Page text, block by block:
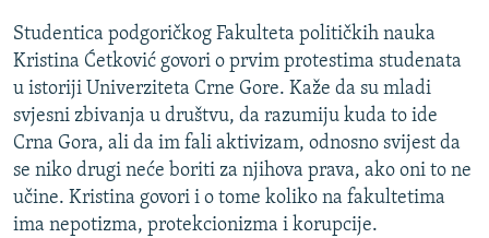
POST SCRIPTUM
MOJA EVROPA
TRI DECENIJE OD RATA U BIH
SVE KARTE DEJTONA
NASTANAK I RASPAD JUGOSLAVIJE
Sve RFE/RL stranice
Studentica podgoričkog Fakulteta političkih nauka
Kristina Ćetković govori o prvim protestima studenata
u istoriji Univerziteta Crne Gore. Kaže da su mladi
svjesni zbivanja u društvu, da razumiju kuda to ide
Crna Gora, ali da im fali aktivizam, odnosno svijest da
se niko drugi neće boriti za njihova prava, ako oni to ne
učine. Kristina govori i o tome koliko na fakultetima
ima nepotizma, protekcionizma i korupcije.